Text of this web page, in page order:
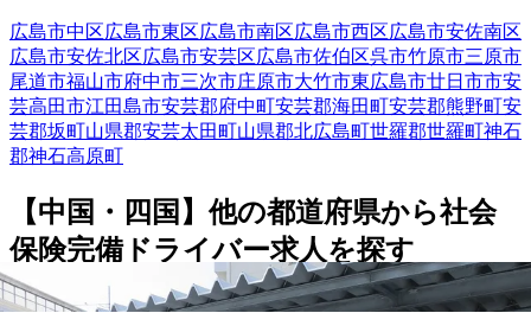
広島市中区広島市東区広島市南区広島市西区広島市安佐南区
広島市安佐北区広島市安芸区広島市佐伯区呉市竹原市三原市
尾道市福山市府中市三次市庄原市大竹市東広島市廿日市市安
芸高田市江田島市安芸郡府中町安芸郡海田町安芸郡熊野町安
芸郡坂町山県郡安芸太田町山県郡北広島町世羅郡世羅町神石
郡神石高原町
【中国・四国 】他の都道府県から社会
保険完備ドライバー求人を探す
鳥取県島根県岡山県山口県香川県愛媛県高知県 徳島県